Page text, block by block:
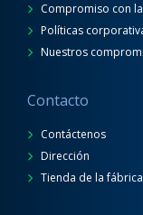
Compromiso con
Políticas
Nuestros
Contacto
Contáctenos
Dirección
Tienda de la